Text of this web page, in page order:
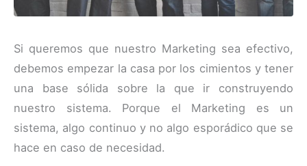
Si queremos que nuestro Marketing sea efectivo,
debemos empezar la casa por los cimientos y tener
una base sólida sobre la que ir construyendo
nuestro sistema. Porque el Marketing es un
sistema, algo continuo y no algo esporádico que se
hace en caso de necesidad.